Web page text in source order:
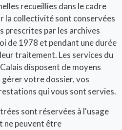
recueillies dans le cadre
la collectivité sont conservées
prescrites par les archives
de 1978 et pendant une durée
traitement. Les services du
disposent de moyens
votre dossier, vos
qui vous sont servies.
sont réservées à l'usage
ne peuvent être